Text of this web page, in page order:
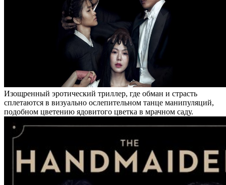
Изощренный эротический триллер, где обман и страсть
сплетаются в визуально ослепительном танце манипуляций,
подобном цветению ядовитого цветка в мрачном саду.